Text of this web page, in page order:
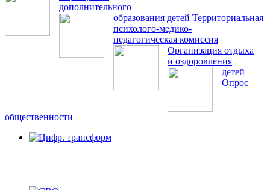
дополнительного
образования детей Территориальная
психолого-медико-
педагогическая комиссия
Организация отдыха
и оздоровления
детей
Опрос
общественности